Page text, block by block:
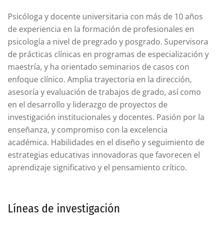
Psicóloga y docente universitaria con más de 10 años
de experiencia en la formación de profesionales en
psicología a nivel de pregrado y posgrado. Supervisora
de prácticas clínicas en programas de especialización y
maestría, y ha orientado seminarios de casos con
enfoque clínico. Amplia trayectoria en la dirección,
asesoría y evaluación de trabajos de grado, así como
en el desarrollo y liderazgo de proyectos de
investigación institucionales y docentes. Pasión por la
enseñanza, y compromiso con la excelencia
académica. Habilidades en el diseño y seguimiento de
estrategias educativas innovadoras que favorecen el
aprendizaje significativo y el pensamiento crítico.
Líneas de investigación